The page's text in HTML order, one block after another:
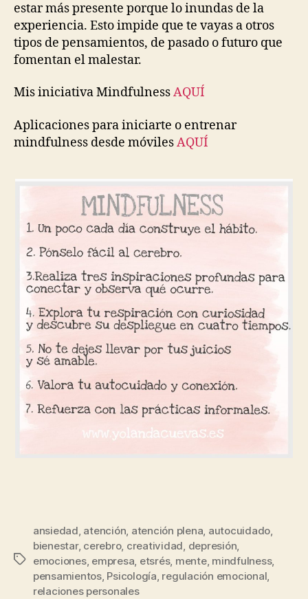
estar más presente porque lo inundas de la
experiencia. Esto impide que te vayas a otros
tipos de pensamientos, de pasado o futuro que
fomentan el malestar.
Mis iniciativa MindfulnessAQUÍ
Aplicaciones para iniciarte o entrenar
mindfulness desde móvilesAQUÍ
ansiedad, atención, atención plena, autocuidado,
bienestar, cerebro, creatividad, depresión,
emociones, empresa, etsrés, mente, mindfulness,
pensamientos, Psicología, regulación emocional,
relaciones personales